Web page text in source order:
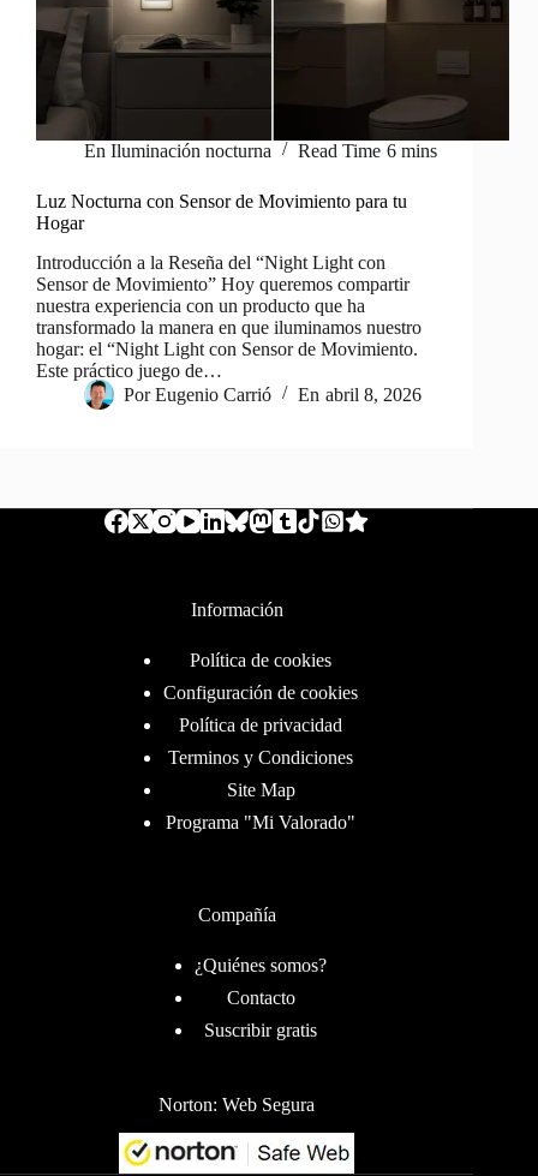
En Iluminación nocturna Read Time 6 mins
Luz Nocturna con Sensor de Movimiento para tu
Hogar
Introducción a la Reseña del “Night Light con
Sensor de Movimiento” Hoy queremos compartir
nuestra experiencia con un producto que ha
transformado la manera en que iluminamos nuestro
hogar: el “Night Light con Sensor de Movimiento.
Este práctico juego de…
Por Eugenio Carrió En abril 8, 2026
Información
Política de cookies
Configuración de cookies
Política de privacidad
Terminos y Condiciones
Site Map
Programa "Mi Valorado"
Compañía
¿Quiénes somos?
Contacto
Suscribir gratis
Norton: Web Segura